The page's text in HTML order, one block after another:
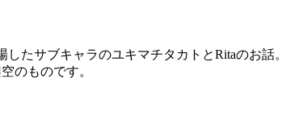
したサブキャラのユキマチタカトとRitaのお話。
のものです。